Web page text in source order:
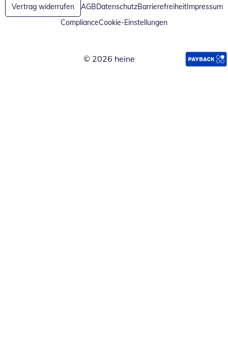
Vertrag widerrufen AGBDatenschutzBarrierefreiheitImpressum
ComplianceCookie-Einstellungen
© 2026 heine